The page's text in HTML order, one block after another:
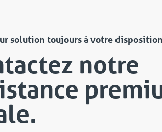
solution toujours à votre disposition
notre